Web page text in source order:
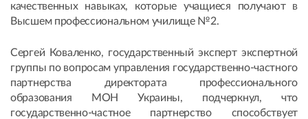
качественных навыках, которые учащиеся получают в
Высшем профессиональном училище №2.
Сергей Коваленко, государственный эксперт экспертной
группы по вопросам управления государственно-частного
партнерства директората профессионального
образования МОН Украины, подчеркнул, что
государственно-частное партнерство способствует